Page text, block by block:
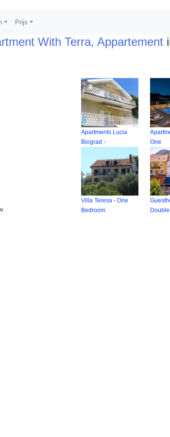
Prijs
With Terra, Appartement
Apartments Lucia
Biograd -
One
Villa Teresa - One
Bedroom
Double